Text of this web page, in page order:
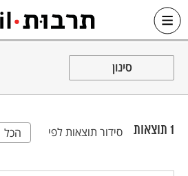
כל האתר
סינון
1 תוצאות סידור תוצאות לפי הכל